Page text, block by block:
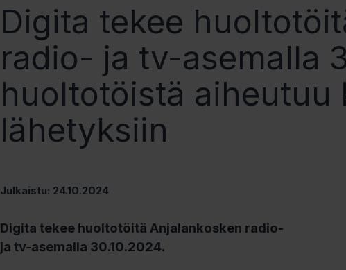
Digita tekee
radio- ja tv-asemalla
huoltotöistä aiheutuu
lähetyksiin
Julkaistu: 24.10.2024
Digita tekee huoltotöitä Anjalankosken radio-
ja tv-asemalla 30.10.2024.